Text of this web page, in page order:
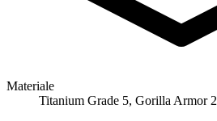
Materiale
Titanium Grade 5, Gorilla Armor 2